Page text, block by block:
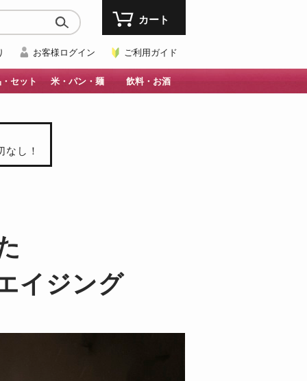
お客様ログイン ご利用ガイド
カート
セット 米・パン・麺 飲料・お酒
し！
イジング